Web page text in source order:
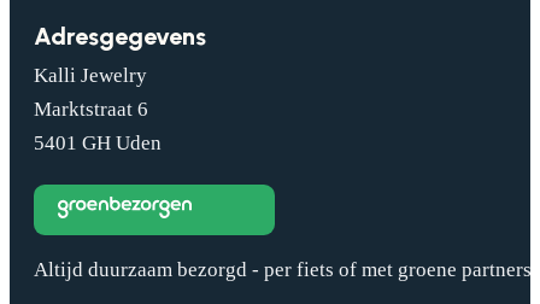
Adresgegevens
Kalli Jewelry
Marktstraat 6
5401 GH Uden
Altijd duurzaam bezorgd - per fiets of met groene partners